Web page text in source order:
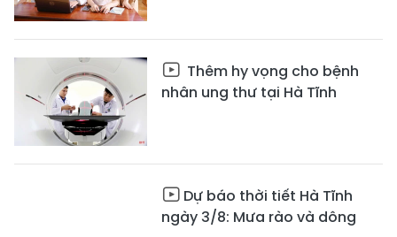
Thêm hy vọng cho bệnh
nhân ung thư tại Hà Tĩnh
Dự báo thời tiết Hà Tĩnh
ngày 3/8: Mưa rào và dông